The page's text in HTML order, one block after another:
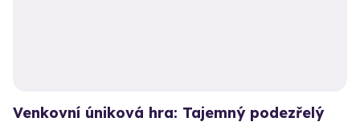
Venkovní úniková hra: Tajemný podezřelý